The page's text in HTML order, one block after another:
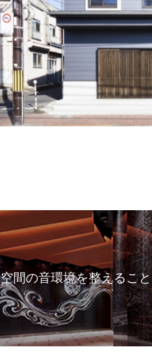
空間の音環境を整えること